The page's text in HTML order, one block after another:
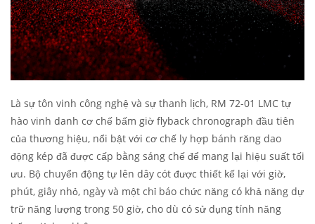
Là sự tôn vinh công nghệ và sự thanh lịch, RM 72-01 LMC tự
hào vinh danh cơ chế bấm giờ flyback chronograph đầu tiên
của thương hiệu, nổi bật với cơ chế ly hợp bánh răng dao
động kép đã được cấp bằng sáng chế để mang lại hiệu suất tối
ưu. Bộ chuyển động tự lên dây cót được thiết kế lại với giờ,
phút, giây nhỏ, ngày và một chỉ báo chức năng có khả năng dự
trữ năng lượng trong 50 giờ, cho dù có sử dụng tính năng